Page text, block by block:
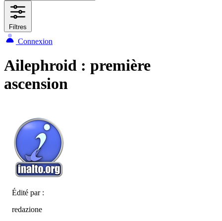
Filtres
Connexion
Ailephroid : première
ascension
Édité par :
redazione